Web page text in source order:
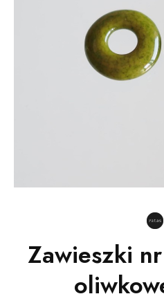
Zawieszki